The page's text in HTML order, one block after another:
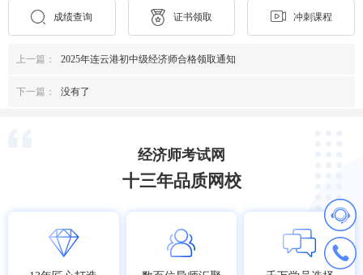
成绩查询 证书领取 冲刺课程
上一篇： 2025年连云港初中级经济师合格领取通知
下一篇： 没有了
经济师考试网
十三年品质网校